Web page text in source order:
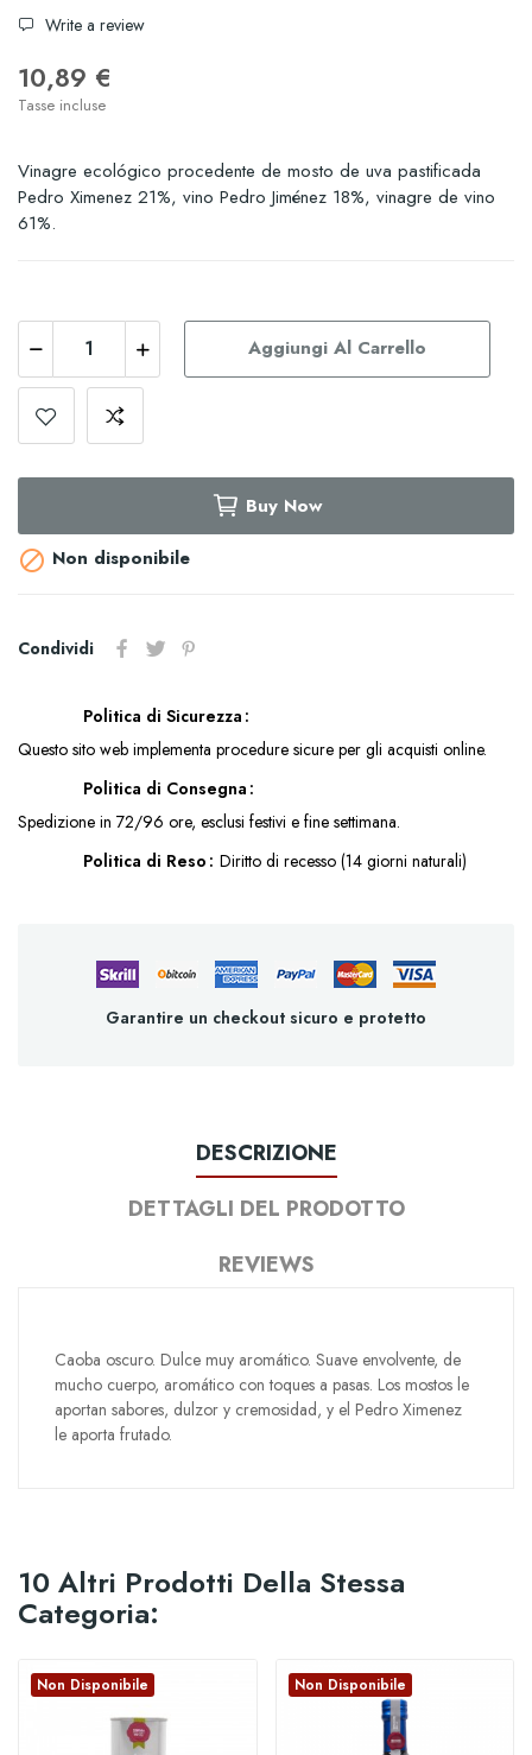
Write a review
10,89 €
Tasse incluse
Vinagre ecológico procedente de mosto de uva pastificada
Pedro Ximenez 21%, vino Pedro Jiménez 18%, vinagre de vino
61%.
Aggiungi Al Carrello
Buy Now
 Non disponibile
Condividi
Politica di Sicurezza
Questo sito web implementa procedure sicure per gli acquisti online.
Politica di Consegna
Spedizione in 72/96 ore, esclusi festivi e fine settimana.
Politica di Reso Diritto di recesso (14 giorni naturali)
Garantire un checkout sicuro e protetto
DESCRIZIONE
DETTAGLI DEL PRODOTTO
REVIEWS
Caoba oscuro. Dulce muy aromático. Suave envolvente, de
mucho cuerpo, aromático con toques a pasas. Los mostos le
aportan sabores, dulzor y cremosidad, y el Pedro Ximenez
le aporta frutado.
10 Altri Prodotti Della Stessa
Categoria:
Non Disponibile Non Disponibile